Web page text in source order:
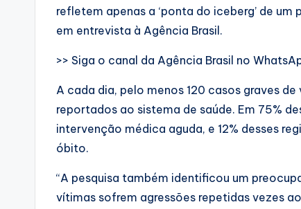
refletem apenas a ‘ponta do iceberg’ de
em entrevista à Agência Brasil.
>> Siga o canal da Agência Brasil no
A cada dia, pelo menos 120 casos graves
reportados ao sistema de saúde. Em 75%
intervenção médica aguda, e 12% desses
óbito.
“A pesquisa também identificou um
vítimas sofrem agressões repetidas vezes